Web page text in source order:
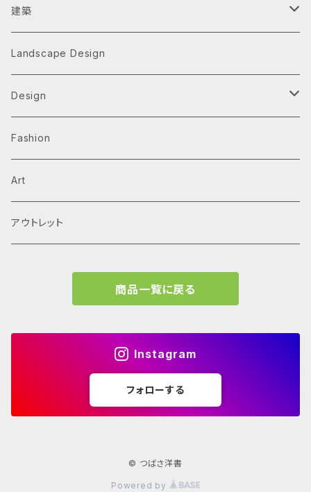
建築
Architecture Monographs
Alvar Aalto
Arne Jacobsen
History & Reference
Av Monographs
C3 magazine
El Croquis
Landscape Design
Design
Graphic
Logo
Typography
インフォグラフィック
Products
家具
Fashion
Art
アウトレット
商品一覧に戻る
Instagram
フォローする
© つばさ洋書
Powered by